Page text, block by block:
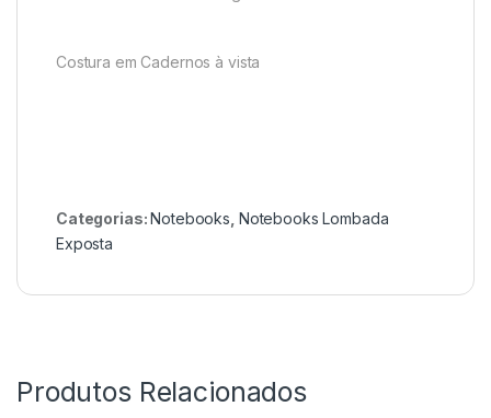
Costura em Cadernos à vista
Categorias:Notebooks Notebooks Lombada
Exposta
Produtos Relacionados